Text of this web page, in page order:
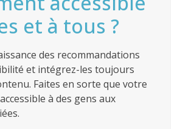
et à tous ?
des recommandations
et intégrez-les toujours
Faites en sorte que votre
à des gens aux